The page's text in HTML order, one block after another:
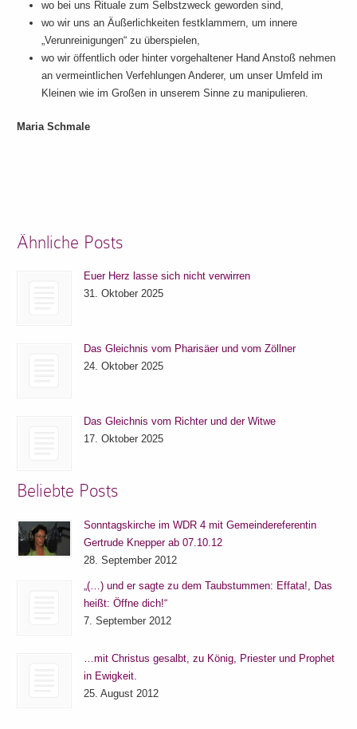
wo bei uns Rituale zum Selbstzweck geworden sind,
wo wir uns an Äußerlichkeiten festklammern, um innere
„Verunreinigungen“ zu überspielen,
wo wir öffentlich oder hinter vorgehaltener Hand Anstoß nehmen
an vermeintlichen Verfehlungen Anderer, um unser Umfeld im
Kleinen wie im Großen in unserem Sinne zu manipulieren.
Maria Schmale
Ähnliche Posts
Euer Herz lasse sich nicht verwirren
31. Oktober 2025
Das Gleichnis vom Pharisäer und vom Zöllner
24. Oktober 2025
Das Gleichnis vom Richter und der Witwe
17. Oktober 2025
Beliebte Posts
Sonntagskirche im WDR 4 mit Gemeindereferentin
Gertrude Knepper ab 07.10.12
28. September 2012
„(…) und er sagte zu dem Taubstummen: Effata!, Das
heißt: Öffne dich!“
7. September 2012
…mit Christus gesalbt, zu König, Priester und Prophet
in Ewigkeit.
25. August 2012